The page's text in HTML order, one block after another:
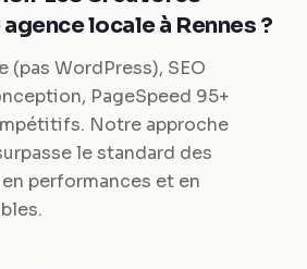
locale à Rennes ?
(pas WordPress), SEO
PageSpeed 95+
Notre approche
le standard des
performances et en